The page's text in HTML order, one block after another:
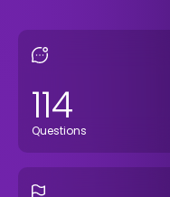
114
Questions